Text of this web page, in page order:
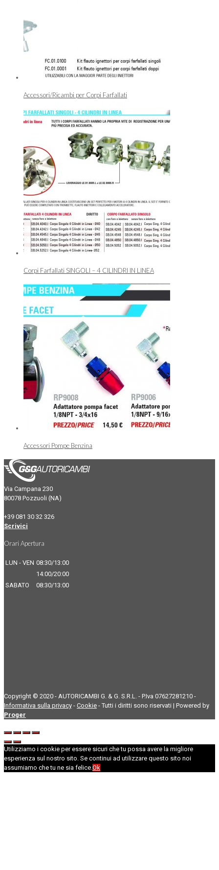
Accessori/Ricambi per Corpi Farfallati
Corpi Farfallati SINGOLI – 4 CILINDRI IN LINEA
Accessori Pompe Benzina
Via Campana 230
80078 Pozzuoli (NA)
+39 081 30 32 326
Scrivici
Orari Apertura
LUN - VEN 08:30/13:00
14:00/20:00
SABATO
08:30/13:00
Copyright © 2020 - AUTORICAMBI G. & G. S.R.L. - P.Iva 07627281210 -
Informativa sulla privacy - Cookie - Tutti i diritti sono riservati | Powered by
Proger
Utilizziamo i cookie per essere sicuri che tu possa avere la migliore
esperienza sul nostro sito. Se continui ad utilizzare questo sito noi
assumiamo che tu ne sia felice.Ok